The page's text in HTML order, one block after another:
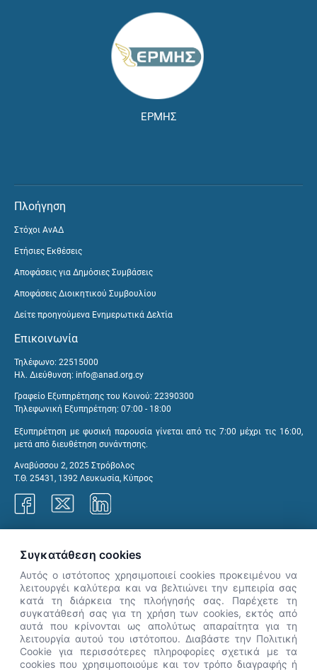
ΕΡΜΗΣ
Πλοήγηση
Στόχοι ΑνΑΔ
Ετήσιες Εκθέσεις
Αποφάσεις για Δημόσιες Συμβάσεις
Αποφάσεις Διοικητικού Συμβουλίου
Δείτε προηγούμενα Ενημερωτικά Δελτία
Επικοινωνία
Τηλέφωνο: 22515000
Ηλ. Διεύθυνση: info@anad.org.cy
Γραφείο Εξυπηρέτησης του Κοινού: 22390300
Τηλεφωνική Εξυπηρέτηση: 07:00 - 18:00
Εξυπηρέτηση με φυσική παρουσία γίνεται από τις 7:00 μέχρι τις 16:00,
μετά από διευθέτηση συνάντησης.
Αναβύσσου 2, 2025 Στρόβολος
Τ.Θ. 25431, 1392 Λευκωσία, Κύπρος
👋 Καλώς ήρθες! Είμαι η Νόησις.
Πες μου πώς μπορώ να σε βοηθήσω
σήμερα.
Συγκατάθεση cookies
Αυτός ο ιστότοπος χρησιμοποιεί cookies προκειμένου να
λειτουργέι καλύτερα και να βελτιώνει την εμπειρία σας
κατά τη διάρκεια της πλοήγησής σας. Παρέχετε τη
συγκατάθεσή σας για τη χρήση των cookies, εκτός από
αυτά που κρίνονται ως απολύτως απαραίτητα για τη
λειτουργία αυτού του ιστότοπου. Διαβάστε την Πολιτική
Cookie για περισσότερες πληροφορίες σχετικά με τα
cookies που χρησιμοποιούμε και τον τρόπο διαγραφής ή